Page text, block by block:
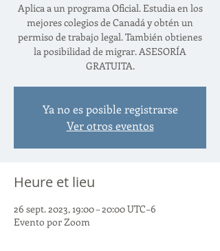
Aplica a un programa Oficial. Estudia en los
mejores colegios de Canadá y obtén un
permiso de trabajo legal. También obtienes
la posibilidad de migrar. ASESORÍA
GRATUITA.
Ya no es posible registrarse
Ver otros eventos
Heure et lieu
26 sept. 2023, 19:00 – 20:00 UTC−6
Evento por Zoom